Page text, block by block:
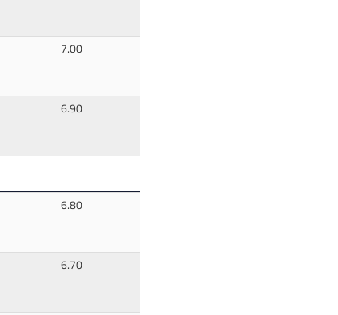
7.00
6.90
6.80
6.70